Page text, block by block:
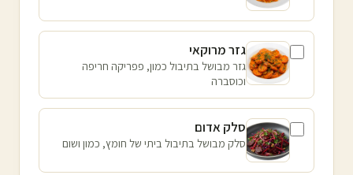
גזר מרוקאי
גזר מבושל בתיבול כמון, פפריקה חריפה
וכוסברה
סלק אדום
סלק מבושל בתיבול ביתי של חומץ, כמון ושום